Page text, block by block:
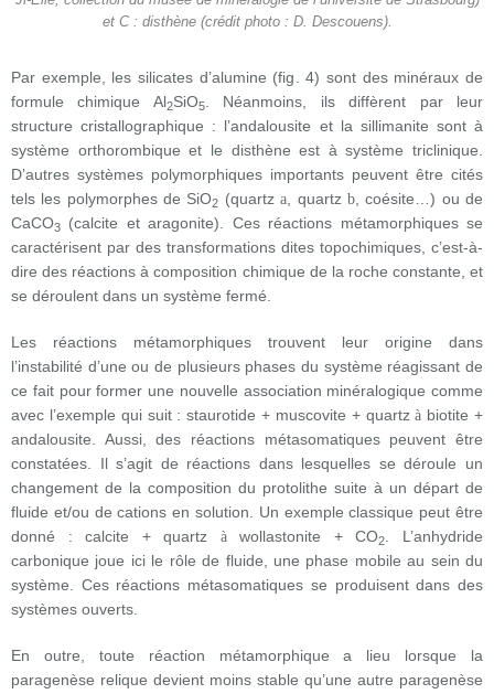
et C : disthène (crédit photo : D. Descouens).
Par exemple, les silicates d’alumine (fig. 4) sont des minéraux de
formule chimique Al2SiO5. Néanmoins, ils diffèrent par leur
structure cristallographique : l’andalousite et la sillimanite sont à
système orthorombique et le disthène est à système triclinique.
D’autres systèmes polymorphiques importants peuvent être cités
tels les polymorphes de SiO2 (quartza , quartz b, coésite…) ou de
CaCO3
(calcite et aragonite). Ces réactions métamorphiques se
caractérisent par des transformations dites topochimiques, c’est-à-
dire des réactions à composition chimique de la roche constante, et
se déroulent dans un système fermé.
Les réactions métamorphiques trouvent leur origine dans
l’instabilité d’une ou de plusieurs phases du système réagissant de
ce fait pour former une nouvelle association minéralogique comme
avec l’exemple qui suit : staurotide + muscovite + quartzà biotite +
andalousite. Aussi, des réactions métasomatiques peuvent être
constatées. Il s’agit de réactions dans lesquelles se déroule un
changement de la composition du protolithe suite à un départ de
fluide et/ou de cations en solution. Un exemple classique peut être
donné : calcite + quartz àwollastonite + CO2
. L’anhydride
carbonique joue ici le rôle de fluide, une phase mobile au sein du
système. Ces réactions métasomatiques se produisent dans des
systèmes ouverts.
En outre, toute réaction métamorphique a lieu lorsque la
paragenèse relique devient moins stable qu’une autre paragenèse